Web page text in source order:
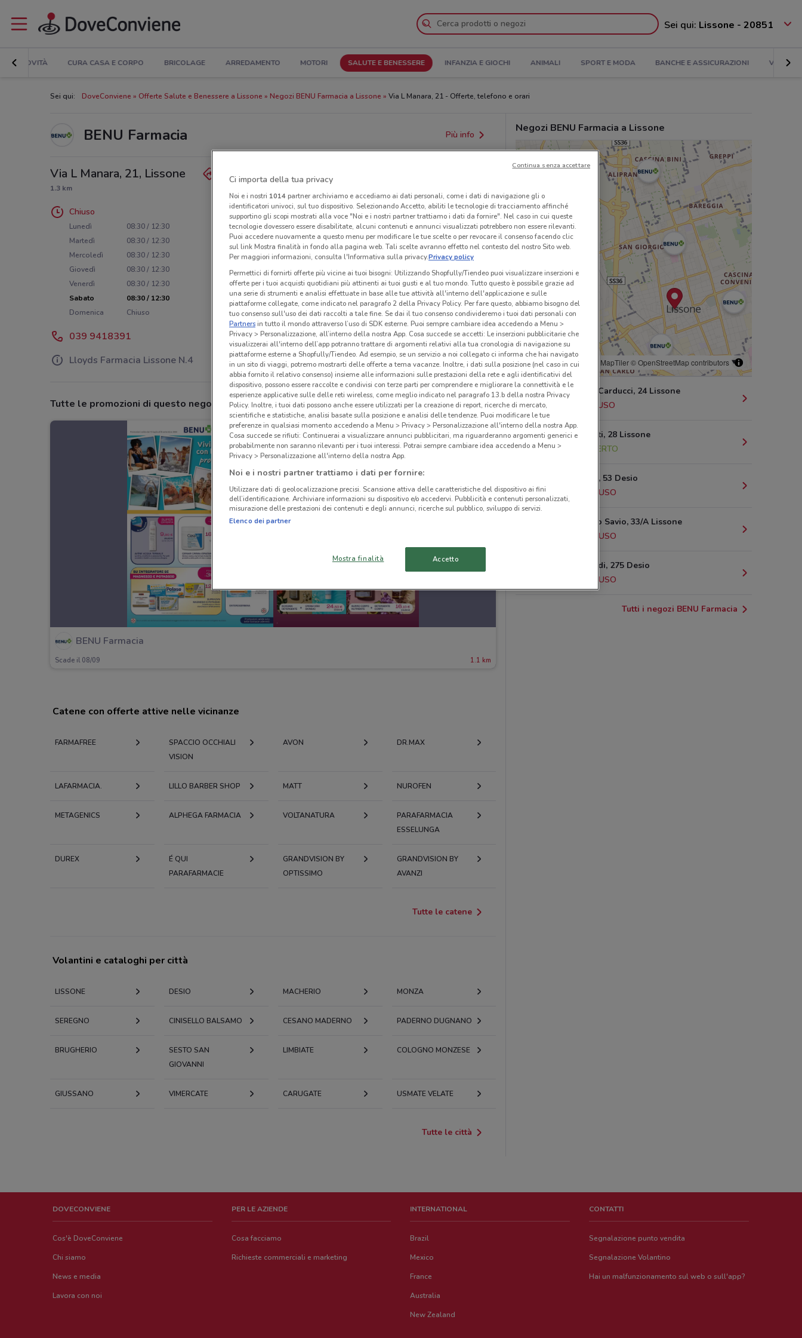
Sei qui: Lissone - 20851
NOVITÀ CURA CASA E CORPO BRICOLAGE ARREDAMENTO MOTORI SALUTE E BENESSERE INFANZIA E GIOCHI ANIMALI SPORT E MODA BANCHE E ASSICURAZIONI VIAGGI
Sei qui: DoveConviene Offerte Salute e Benessere a Lissone Negozi BENU Farmacia a Lissone Via L Manara, 21 - Offerte, telefono e orari
BENU Farmacia Più info
Via L Manara, 21, Lissone
1.3 km
Chiuso
Lunedì
08:30 / 12:30
Martedì
08:30 / 12:30
Mercoledì
08:30 / 12:30
Giovedì
08:30 / 12:30
Venerdì
08:30 / 12:30
Sabato
08:30 / 12:30
Domenica
Chiuso
039 9418391
Lloyds Farmacia Lissone N.4
Tutte le promozioni di questo negozio
BENU Farmacia
Scade il 08/09 1.1 km
Negozi BENU Farmacia a Lissone
© MapTiler© OpenStreetMap contributors
Via Giosuè Carducci, 24 Lissone
CHIUSO
Via Pacinotti, 28 Lissone
1.1 km
APERTO
Corso Italia, 53 Desio
CHIUSO
S. Domenico Savio, 33/A Lissone
CHIUSO
Via Garibaldi, 275 Desio
CHIUSO
Tutti i negozi BENU Farmacia
Catene con offerte attive nelle vicinanze
FARMAFREE
SPACCIO OCCHIALI
VISION
AVON DR.MAX
LAFARMACIA. LILLO BARBER SHOP MATT NUROFEN
METAGENICS ALPHEGA FARMACIA VOLTANATURA
PARAFARMACIA
ESSELUNGA
DUREX
É QUI
PARAFARMACIE
GRANDVISION BY
OPTISSIMO
GRANDVISION BY
AVANZI
Tutte le catene
Volantini e cataloghi per città
LISSONE DESIO MACHERIO MONZA
SEREGNO CINISELLO BALSAMO CESANO MADERNO PADERNO DUGNANO
BRUGHERIO
SESTO SAN
GIOVANNI
LIMBIATE COLOGNO MONZESE
GIUSSANO VIMERCATE CARUGATE USMATE VELATE
Tutte le città
DOVECONVIENE
Cos'è DoveConviene
Chi siamo
News e media
Lavora con noi
PER LE AZIENDE
Cosa facciamo
Richieste commerciali e marketing
INTERNATIONAL
Brazil
Mexico
France
Australia
New Zealand
CONTATTI
Segnalazione punto vendita
Segnalazione Volantino
Hai un malfunzionamento sul web o sull'app?
Ci importa della tua privacy
Noi e i nostri 1014partner archiviamo e accediamo ai dati personali, come i dati di navigazione gli o
identificatori univoci, sul tuo dispositivo. Selezionando Accetto, abiliti le tecnologie di tracciamento affinché
supportino gli scopi mostrati alla voce "Noi e i nostri partner trattiamo i dati da fornire". Nel caso in cui queste
tecnologie dovessero essere disabilitate, alcuni contenuti e annunci visualizzati potrebbero non essere rilevanti.
Puoi accedere nuovamente a questo menu per modificare le tue scelte o per revocare il consenso facendo clic
sul link Mostra finalità in fondo alla pagina web. Tali scelte avranno effetto nel contesto del nostro Sito web.
Per maggiori informazioni, consulta l'Informativa sulla privacy.Privacy policy
Permettici di fornirti offerte più vicine ai tuoi bisogni: Utilizzando Shopfully/Tiendeo puoi visualizzare inserzioni e
offerte per i tuoi acquisti quotidiani più attinenti ai tuoi gusti e al tuo mondo. Tutto questo è possibile grazie ad
una serie di strumenti e analisi effettuate in base alle tue attività all'interno dell'applicazione e sulle
piattaforme collegate, come indicato nel paragrafo 2 della Privacy Policy. Per fare questo, abbiamo bisogno del
tuo consenso sull'uso dei dati raccolti a tale fine. Se dai il tuo consenso condivideremo i tuoi dati personali con
Partnersin tutto il mondo attraverso l’uso di SDK esterne. Puoi sempre cambiare idea accedendo a Menu >
Privacy > Personalizzazione, all’interno della nostra App. Cosa succede se accetti: Le inserzioni pubblicitarie che
visualizzerai all'interno dell’app potranno trattare di argomenti relativi alla tua cronologia di navigazione su
piattaforme esterne a Shopfully/Tiendeo. Ad esempio, se un servizio a noi collegato ci informa che hai navigato
in un sito di viaggi, potremo mostrarti delle offerte a tema vacanze. Inoltre, i dati sulla posizione (nel caso in cui
abbia fornito il relativo consenso) insieme alle informazioni sulle prestazioni della rete e agli identificativi del
dispositivo, possono essere raccolte e condivisi con terze parti per comprendere e migliorare la connettività e le
esperienze applicative sulle delle reti wireless, come meglio indicato nel paragrafo 13.b della nostra Privacy
Policy. Inoltre, i tuoi dati possono anche essere utilizzati per la creazione di report, ricerche di mercato,
scientifiche e statistiche, analisi basate sulla posizione e analisi delle tendenze. Puoi modificare le tue
preferenze in qualsiasi momento accedendo a Menu > Privacy > Personalizzazione all'interno della nostra App.
Cosa succede se rifiuti: Continuerai a visualizzare annunci pubblicitari, ma riguarderanno argomenti generici e
probabilmente non saranno rilevanti per i tuoi interessi. Potrai sempre cambiare idea accedendo a Menu >
Privacy > Personalizzazione all'interno della nostra App.
Noi e i nostri partner trattiamo i dati per fornire:
Utilizzare dati di geolocalizzazione precisi. Scansione attiva delle caratteristiche del dispositivo ai fini
dell’identificazione. Archiviare informazioni su dispositivo e/o accedervi. Pubblicità e contenuti personalizzati,
misurazione delle prestazioni dei contenuti e degli annunci, ricerche sul pubblico, sviluppo di servizi.
Elenco dei partner
Mostra finalità Accetto
Continua senza accettare